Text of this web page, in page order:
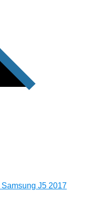
Samsung J5 2017